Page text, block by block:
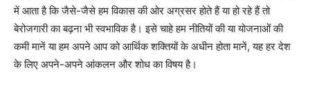
में आता है कि जैसे-जैसे हम विकास की ओर अग्रसर होते हैं या हो रहे हैं तो
बेरोजगारी का बढ़ना भी स्वभाविक है। इसे चाहे हम नीतियों की या योजनाओं की
कमी मानें या हम अपने आप को आर्थिक शक्तियों के अधीन होता मानें, यह हर देश
के लिए अपने-अपने आंकलन और शोध का विषय है।